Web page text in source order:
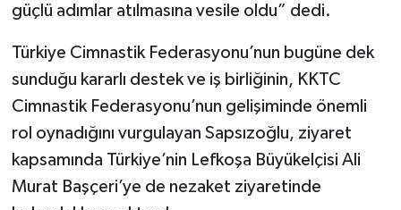
güçlü adımlar atılmasına vesile oldu” dedi.
Türkiye Cimnastik Federasyonu’nun bugüne dek
sunduğu kararlı destek ve iş birliğinin, KKTC
Cimnastik Federasyonu’nun gelişiminde önemli
rol oynadığını vurgulayan Sapsızoğlu, ziyaret
kapsamında Türkiye’nin Lefkoşa Büyükelçisi Ali
Murat Başçeri’ye de nezaket ziyaretinde